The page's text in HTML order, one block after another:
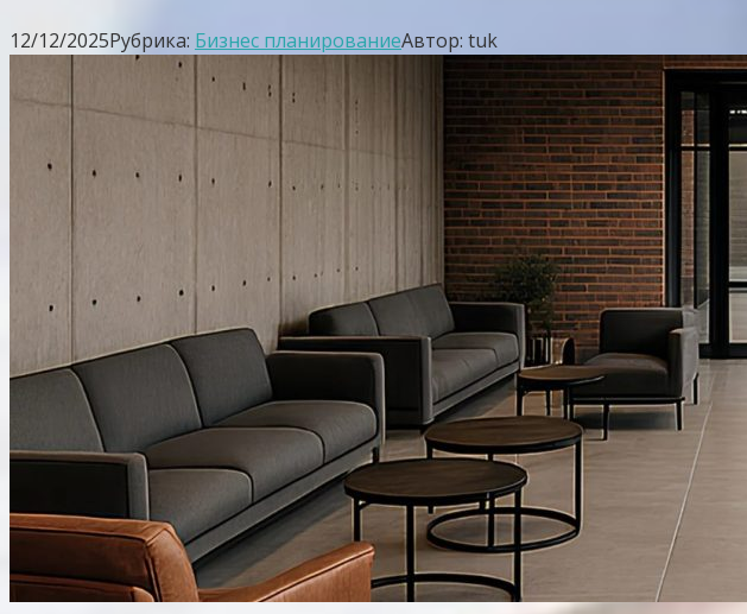
12/12/2025Рубрика: Бизнес планированиеАвтор: tuk